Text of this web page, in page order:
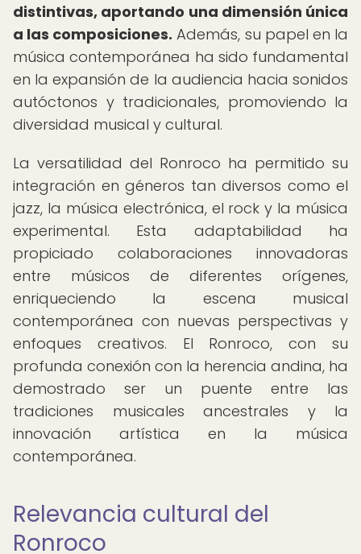
distintivas, aportando una dimensión única
a las composiciones. Además, su papel en la
música contemporánea ha sido fundamental
en la expansión de la audiencia hacia sonidos
autóctonos y tradicionales, promoviendo la
diversidad musical y cultural.
La versatilidad del Ronroco ha permitido su
integración en géneros tan diversos como el
jazz, la música electrónica, el rock y la música
experimental. Esta adaptabilidad ha
propiciado colaboraciones innovadoras
entre músicos de diferentes orígenes,
enriqueciendo la escena musical
contemporánea con nuevas perspectivas y
enfoques creativos. El Ronroco, con su
profunda conexión con la herencia andina, ha
demostrado ser un puente entre las
tradiciones musicales ancestrales y la
innovación artística en la música
contemporánea.
Relevancia cultural del
Ronroco